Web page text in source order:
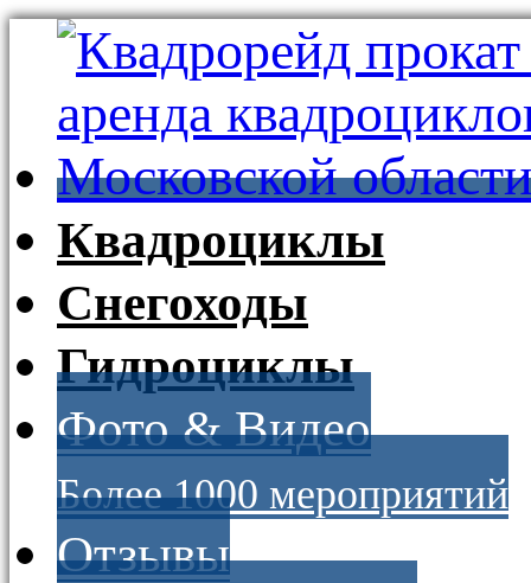
Квадроциклы
Снегоходы
Гидроциклы
Фото & Видео
Более 1000 мероприятий
Отзывы